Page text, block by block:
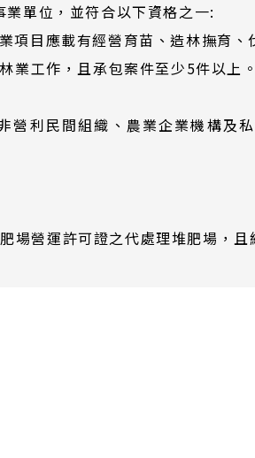
單位，並符合以下資格之一:
項目應載有經營育苗、造林撫育、
業工作，且承包案件至少5件以上。
營利民間組織、農業企業機構及
場營運許可證之代處理堆肥場，且